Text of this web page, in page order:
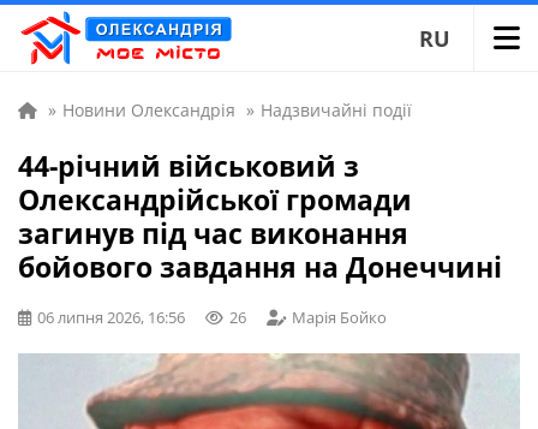
RU
» Новини Олександрія » Надзвичайні події
44-річний військовий з
Олександрійської громади
загинув під час виконання
бойового завдання на Донеччині
06 липня 2026, 16:56 26 Марія Бойко